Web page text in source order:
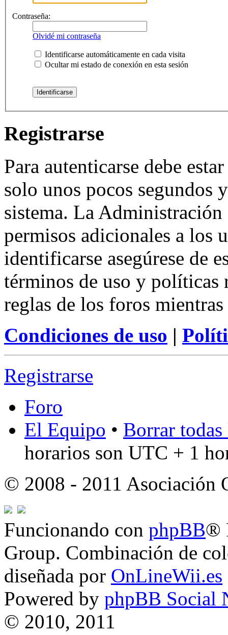
Contraseña:
Olvidé mi contraseña
Identificarse automáticamente en cada visita
Ocultar mi estado de conexión en esta sesión
Registrarse
Para autenticarse debe
solo unos pocos segundos
sistema. La
permisos adicionales a los
identificarse asegúrese de
términos de uso y políticas
reglas de los foros
Condiciones de uso |
Registrarse
Foro
El Equipo • Borrar
horarios son UTC + 1
© 2008 - 2011 Asociación
Funcionando con phpBB®
Group. Combinación de
diseñada por OnLineWii.es
Powered by phpBB Social
© 2010, 2011